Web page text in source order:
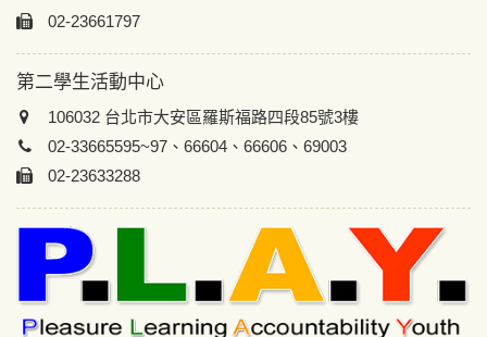
02-23661797
第二學生活動中心
106032 台北市大安區羅斯福路四段85號3樓
02-33665595~97、66604、66606、69003
02-23633288